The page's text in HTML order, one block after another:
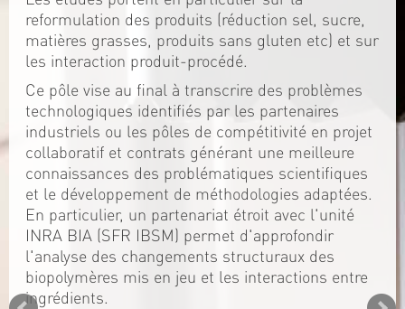
reformulation des produits (réduction sel, sucre,
matières grasses, produits sans gluten etc) et sur
les interaction produit-procédé.
Ce pôle vise au final à transcrire des problèmes
technologiques identifiés par les partenaires
industriels ou les pôles de compétitivité en projet
collaboratif et contrats générant une meilleure
connaissances des problématiques scientifiques
et le développement de méthodologies adaptées.
En particulier, un partenariat étroit avec l'unité
INRA BIA (SFR IBSM) permet d'approfondir
l'analyse des changements structuraux des
biopolymères mis en jeu et les interactions entre
ingrédients.